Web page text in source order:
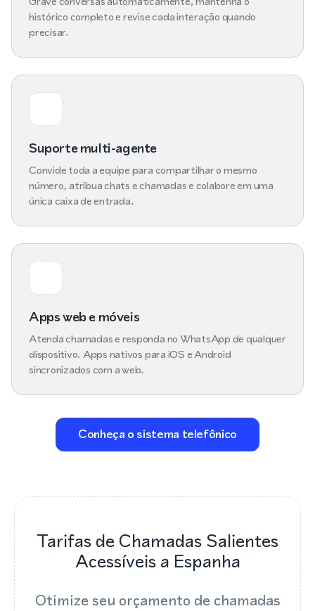
histórico completo e revise cada interação quando
precisar.
Suporte multi-agente
Convide toda a equipe para compartilhar o mesmo
número, atribua chats e chamadas e colabore em uma
única caixa de entrada.
Apps web e móveis
Atenda chamadas e responda no WhatsApp de qualquer
dispositivo. Apps nativos para iOS e Android
sincronizados com a web.
Conheça o sistema telefônico
Tarifas de Chamadas Salientes
Acessíveis a Espanha
Otimize seu orçamento de chamadas